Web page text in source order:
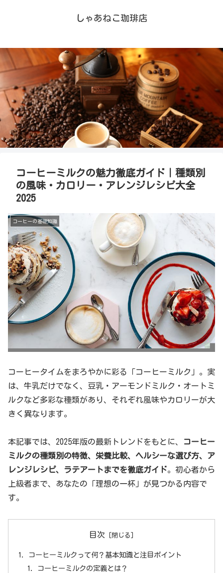
しゃあねこ珈琲店
コーヒーミルクの魅力徹底ガイド｜種類別
の風味・カロリー・アレンジレシピ大全
2025
コーヒーの基礎知識
コーヒータイムをまろやかに彩る「コーヒーミルク」。実
は、牛乳だけでなく、豆乳・アーモンドミルク・オートミ
ルクなど多彩な種類があり、それぞれ風味やカロリーが大
きく異なります。
本記事では、2025年版の最新トレンドをもとに、
コーヒー
ミルクの種類別の特徴、栄養比較、ヘルシーな選び方、ア
レンジレシピ、ラテアートまでを徹底ガイド。初心者から
上級者まで、あなたの「理想の一杯」が見つかる内容で
す。
目次
コーヒーミルクって何？基本知識と注目ポイント
コーヒーミルクの定義とは？